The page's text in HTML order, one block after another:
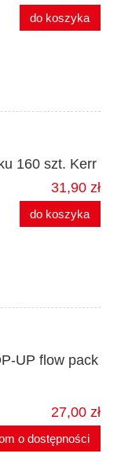
do koszyka
160 szt. Kerr
31,90 zł
do koszyka
UP flow pack
27,00 zł
o dostępności